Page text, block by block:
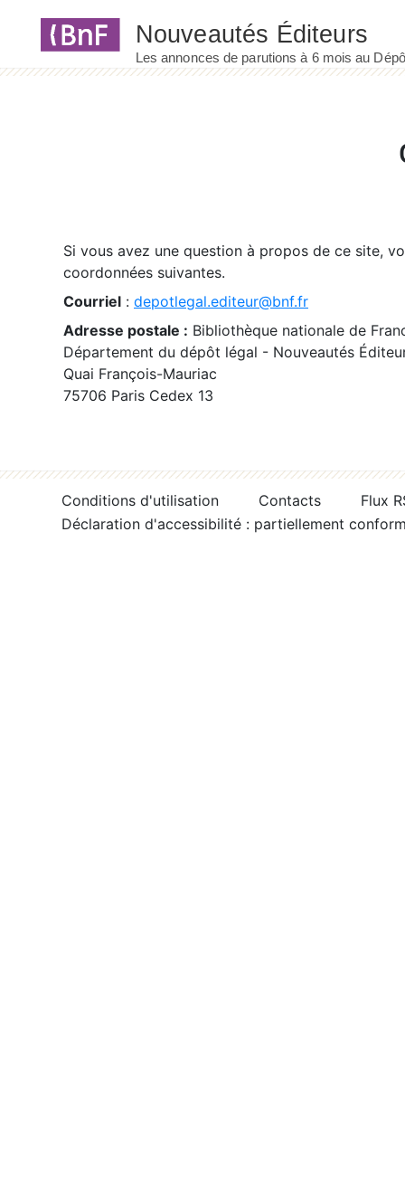
Si vous avez une question à propos de ce site,
coordonnées suivantes.
Courriel : depotlegal.editeur@bnf.fr
Adresse postale : Bibliothèque nationale de
Département du dépôt légal - Nouveautés
Quai François-Mauriac
75706 Paris Cedex 13
Conditions d'utilisation Contacts
Flux
Déclaration d'accessibilité : partiellement